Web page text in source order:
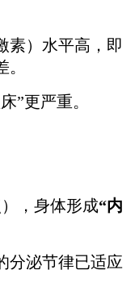
素）水平高，即
”更严重。
，身体形成“内
分泌节律已适应